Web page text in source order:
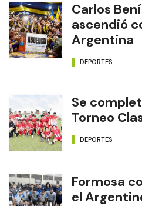
Carlos
ascendió
Argentina
DEPORTES
Se
Torneo
DEPORTES
Formosa
el